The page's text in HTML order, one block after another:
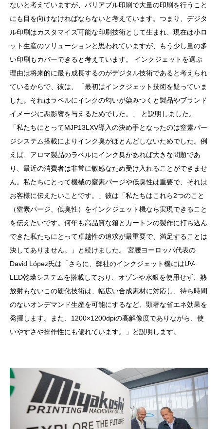
ないと考えていますが、バリアブル印刷で大量の印刷を行うこと
にも目を向けなければならないと考えています。つまり、デジタ
ル印刷はカスタマイズ可能な印刷技術として生まれ、現在は小ロ
ット生産のソリューションと思われていますが、もう少し量の多
い印刷もカバーできると考えています。 インクジェットを選ぶ
理由は将来的に最も成長するのがデジタル技術であると考えられ
ているからで、彼は、「最初はインクジェット技術を疑っていま
した。それはラベルにインクの匂いが染みつくと製品やブランド
イメージに悪影響を与えるためでした。」 と説明しました。
「私たちにとってMJP13LXV導入の決め手となったのは窒素パー
ジシステム搭載によりインク臭がほとんどしないためでした。例
えば、アロマ製品のラベルにインク臭があれば大きな問題であ
り、最近の消費者は非常に敏感なため受け入れることができませ
ん。私たちにとって機械の窒素パージや低臭性は重要で、それは
お客様に伝えたいことです。」彼は「私たちはこれら2つのこと
（窒素パージ、低臭性）をインクジェット機なら実現できること
を伝えたいです。何年も高品質な箱とカートンの製作に打ち込ん
できた私たちにとって卓越性の追求が最重要で、満足することは
決してありません。」と続けました。 宮腰ヨーロッパ代表の
David López氏は「さらに、弊社のインクジェット機にはUV-
LED乾燥システムを搭載しており、オゾンや水銀を使用せず、熱
放射もないこの硬化技術は、幅広い合成素材に対応し、待ち時間
のないオンデマンド生産を可能にするなど、顕著な省エネ効果を
発揮します。また、1200×1200dpiの高解像度でありながら、使
いやすさや操作性にも優れています。」と説明します。